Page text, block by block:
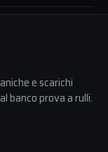
e scarichi
banco prova a rulli.